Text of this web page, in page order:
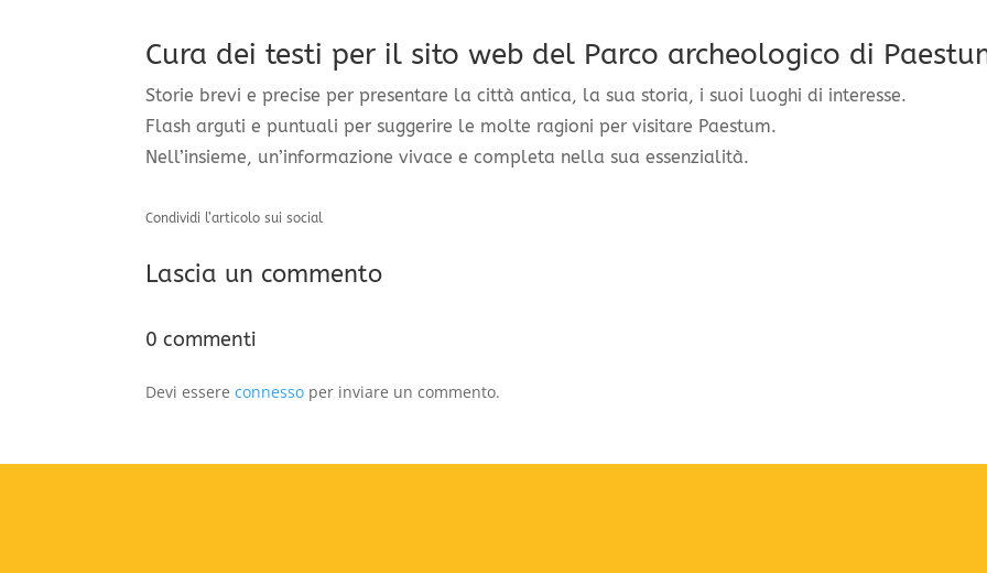
Cura dei testi per il sito web del Parco archeologico di
Storie brevi e precise per presentare la città antica, la sua storia, i suoi luoghi di interesse.
Flash arguti e puntuali per suggerire le molte ragioni per visitare Paestum.
Nell’insieme, un’informazione vivace e completa nella sua essenzialità.
Condividi l’articolo sui social
Lascia un commento
0 commenti
Devi essere connesso per inviare un commento.